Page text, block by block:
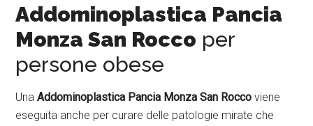
Addominoplastica Pancia
Monza San Rocco per
persone obese
UnaAddominoplastica Pancia Monza San Rocco viene
eseguita anche per curare delle patologie mirate che